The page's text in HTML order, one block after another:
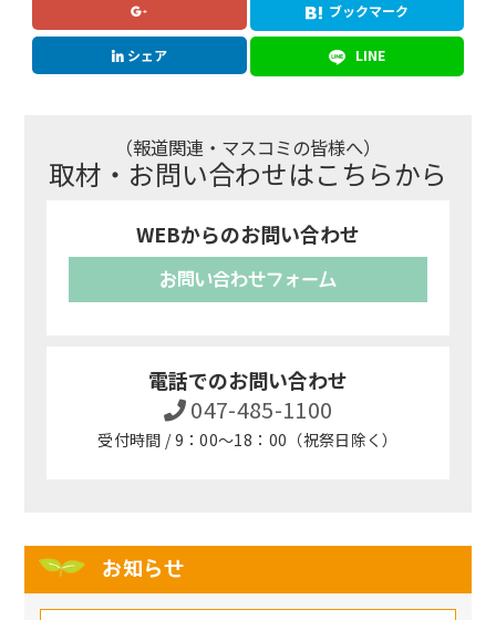
ブックマーク
シェア LINE
（報道関連・マスコミの皆様へ）
取材・お問い合わせはこちらから
WEBからのお問い合わせ
お問い合わせフォーム
電話でのお問い合わせ
047-485-1100
受付時間 / 9：00～18：00（祝祭日除く）
お知らせ